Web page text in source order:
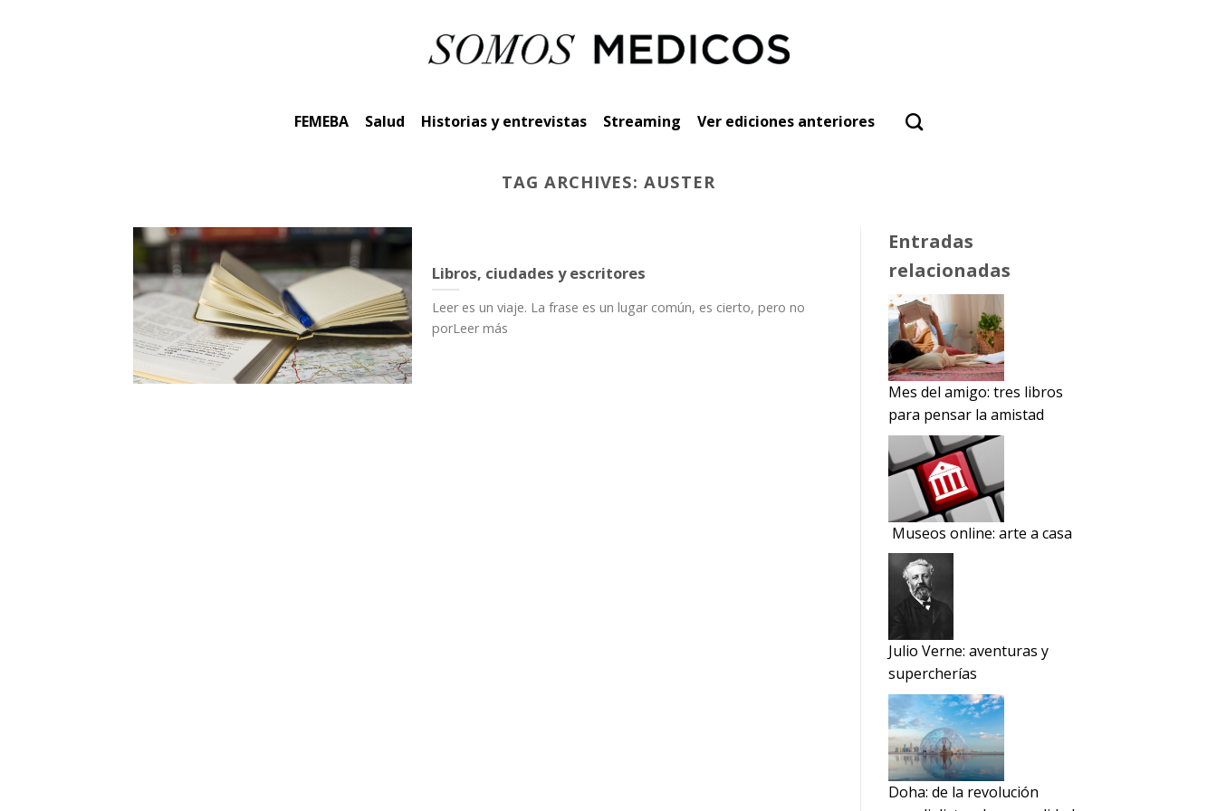
FEMEBA Salud Historias y entrevistas Streaming Ver ediciones anteriores
TAG ARCHIVES:AUSTER
Libros, ciudades y escritores
Leer es un viaje. La frase es un lugar común, es cierto, pero no
porLeer más
Entradas
relacionadas
Mes del amigo: tres libros
para pensar la amistad
Museos online: arte a casa
Julio Verne: aventuras y
supercherías
Doha: de la revolución